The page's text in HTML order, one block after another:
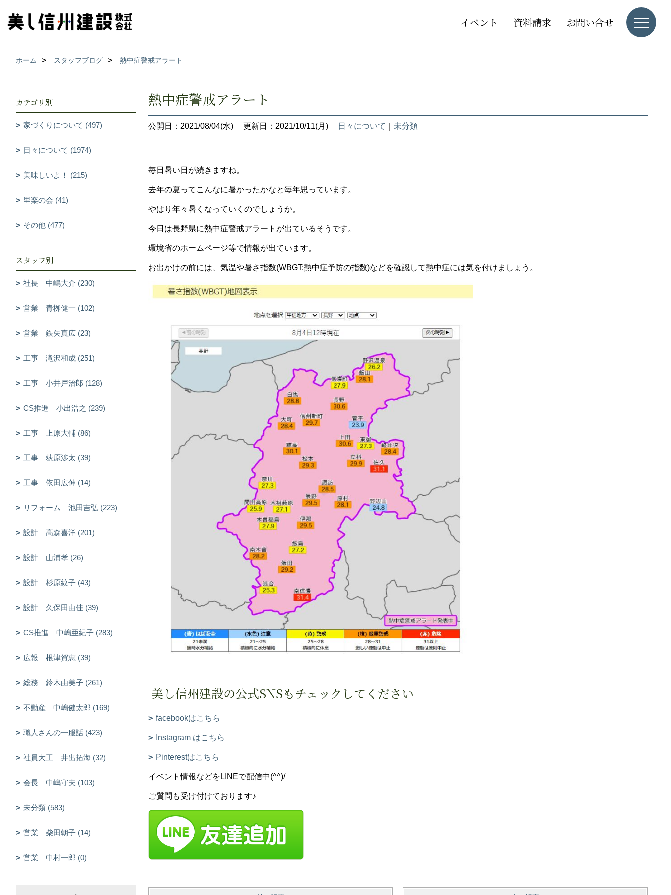
イベント 資料請求 お問い合せ
ホーム スタッフブログ 熱中症警戒アラート
熱中症警戒アラート
公開日：2021/08/04(水) 更新日：2021/10/11(月) 日々について 未分類
毎日暑い日が続きますね。
去年の夏ってこんなに暑かったかなと毎年思っています。
やはり年々暑くなっていくのでしょうか。
今日は長野県に熱中症警戒アラートが出ているそうです。
環境省のホームページ等で情報が出ています。
お出かけの前には、気温や暑さ指数(WBGT:熱中症予防の指数)などを確認して熱中症には気を付けましょう。
美し信州建設の公式SNSもチェックしてください
facebookはこちら
Instagram はこちら
Pinterestはこちら
イベント情報などをLINEで配信中(^^)/
ご質問も受け付けております♪
カテゴリ別
家づくりについて (497)
日々について (1974)
美味しいよ！ (215)
里楽の会 (41)
その他 (477)
スタッフ別
社長 中嶋大介 (230)
営業 青栁健一 (102)
営業 鉃矢真広 (23)
工事 滝沢和成 (251)
工事 小井戸治郎 (128)
CS推進 小出浩之 (239)
工事 上原大輔 (86)
工事 荻原渉太 (39)
工事 依田広伸 (14)
リフォーム 池田吉弘 (223)
設計 高森喜洋 (201)
設計 山浦孝 (26)
設計 杉原紋子 (43)
設計 久保田由佳 (39)
CS推進 中嶋亜紀子 (283)
広報 根津賀恵 (39)
総務 鈴木由美子 (261)
不動産 中嶋健太郎 (169)
職人さんの一服話 (423)
社員大工 井出拓海 (32)
会長 中嶋守夫 (103)
未分類 (583)
営業 柴田朝子 (14)
営業 中村一郎 (0)